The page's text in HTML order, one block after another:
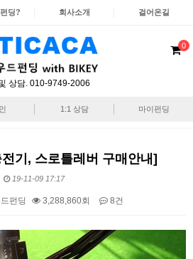
딩? 회사소개 걸어온길
상담. 010-9749-2006
0
1:1 상담 마이펀딩
기, 스로틀레버 구매안내]
19-11-09 17:17
펀딩 3,288,860회 8건